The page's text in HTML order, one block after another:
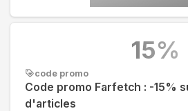
code promo
Code promo Farfetch : -15%
d'articles
15%